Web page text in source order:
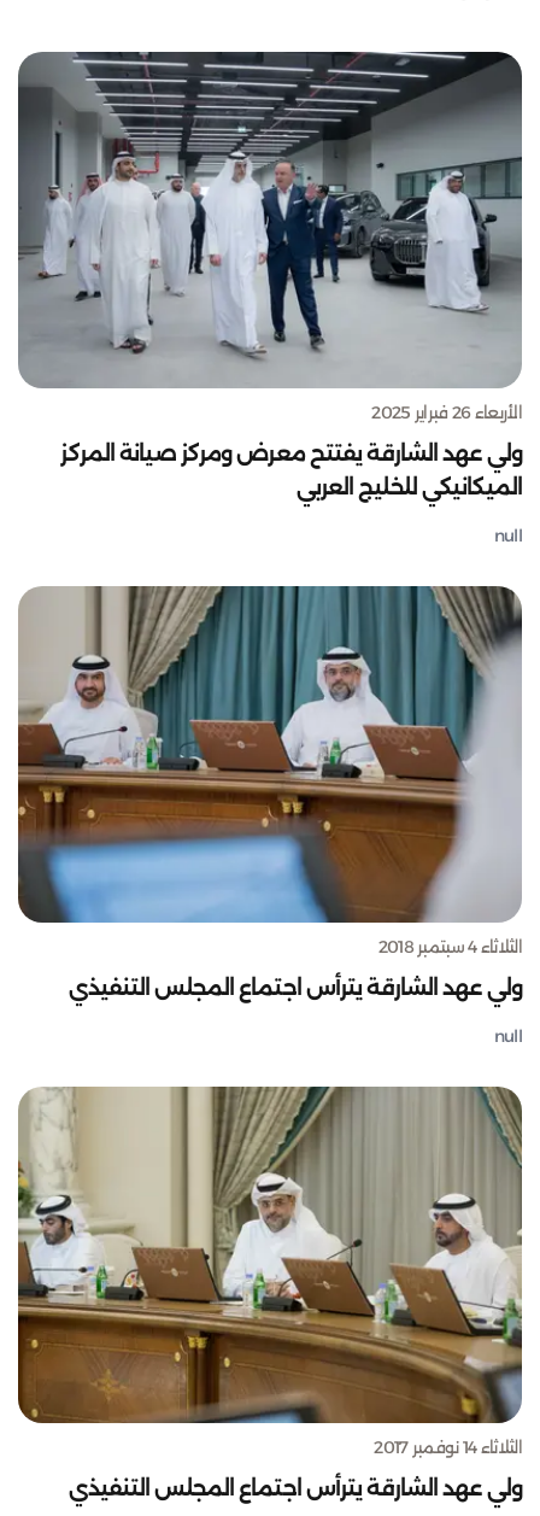
الأربعاء 26 فبراير 2025
ولي عهد الشارقة يفتتح معرض ومركز صيانة المركز
الميكانيكي للخليج العربي
null
الثلاثاء 4 سبتمبر 2018
ولي عهد الشارقة يترأس اجتماع المجلس التنفيذي
null
الثلاثاء 14 نوفمبر 2017
ولي عهد الشارقة يترأس اجتماع المجلس التنفيذي